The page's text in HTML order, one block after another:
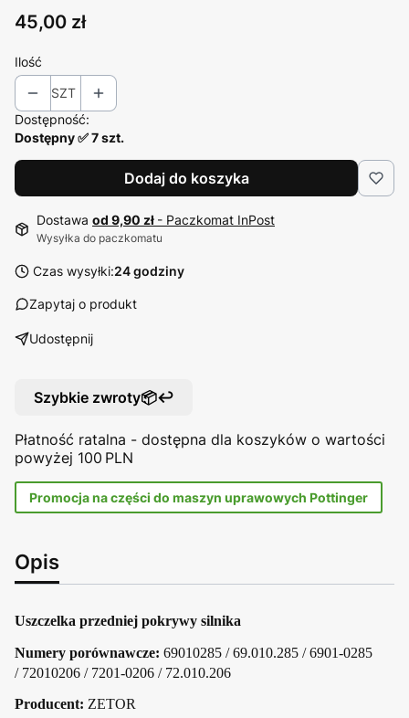
Cena
45,00 zł
Ilość
SZT
Dostępność:
Dostępny ✅ 7 szt.
Dodaj do koszyka
Dostawa od 9,90 zł - Paczkomat InPost
Wysyłka do paczkomatu
Czas wysyłki:24 godziny
Zapytaj o produkt
Udostępnij
Szybkie zwroty📦↩️
Płatność ratalna - dostępna dla koszyków o wartości
powyżej 100 PLN
Promocja na części do maszyn uprawowych Pottinger
Opis
Uszczelka przedniej pokrywy silnika
Numery porównawcze: 69010285 / 69.010.285 / 6901-0285
/ 72010206 / 7201-0206 / 72.010.206
Producent: ZETOR